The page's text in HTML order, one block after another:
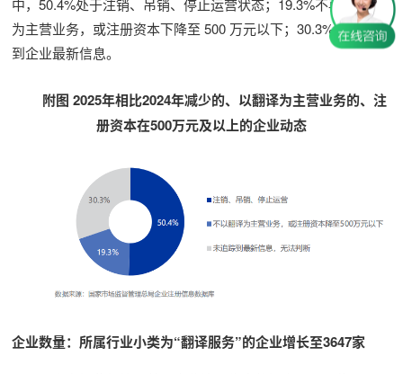
中，50.4%处于注销、吊销、停止运营状态；19.3%不再以翻译
为主营业务，或注册资本下降至 500 万元以下；30.3%无法追踪
到企业最新信息。
附图 2025年相比2024年减少的、以翻译为主营业务的、注
册资本在500万元及以上的企业动态
企业数量：所属行业小类为“翻译服务”的企业增长至3647家